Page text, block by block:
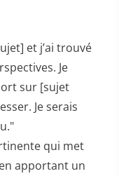
et j’ai trouvé
Je
sur [sujet
Je serais
qui met
apportant un